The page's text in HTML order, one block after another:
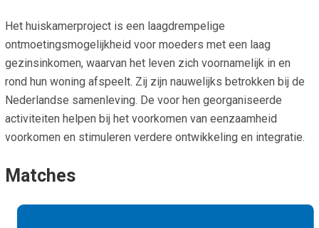
Het huiskamerproject is een laagdrempelige
ontmoetingsmogelijkheid voor moeders met een laag
gezinsinkomen, waarvan het leven zich voornamelijk in en
rond hun woning afspeelt. Zij zijn nauwelijks betrokken bij de
Nederlandse samenleving. De voor hen georganiseerde
activiteiten helpen bij het voorkomen van eenzaamheid
voorkomen en stimuleren verdere ontwikkeling en integratie.
Matches